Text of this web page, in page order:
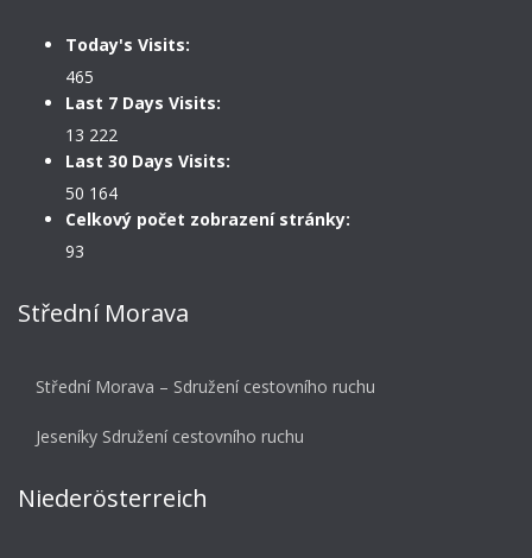
Today's Visits:
465
Last 7 Days Visits:
13 222
Last 30 Days Visits:
50 164
Celkový počet zobrazení stránky:
93
Střední Morava
Střední Morava – Sdružení cestovního ruchu
Jeseníky Sdružení cestovního ruchu
Niederösterreich